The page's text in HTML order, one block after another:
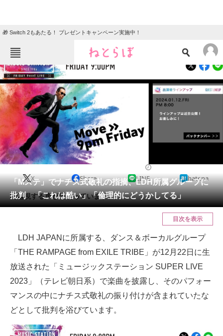
🎁 Switch 2もあたる！ プレゼントキャンペーン実施中！
ねとらぼメニュー
TOP ニュース
エンタメ
グルメ
住まい 教育・育児
動物
会員記事
メディア
スマホと通信の最新トレンド
進化するPCとデバイスの未来
好きが集まる 比べて選べる
ビジネスと働き方のヒント
「Mステ」でナチス式敬礼の指摘、LDH所属グループに
批判 「これは酷い」「倫理的にどうかしてる」
X Share LINE hatena
問題視する声が広がっています。
目次を表示
LDH JAPANに所属する、ダンス＆ボーカルグループ
「THE RAMPAGE from EXILE TRIBE」が12月22日に生
放送された「ミュージックステーション SUPER LIVE
2023」（テレビ朝日系）で楽曲を披露し、そのパフォー
マンスの中にナチス式敬礼の振り付けが含まれていたな
どとして批判を浴びています。